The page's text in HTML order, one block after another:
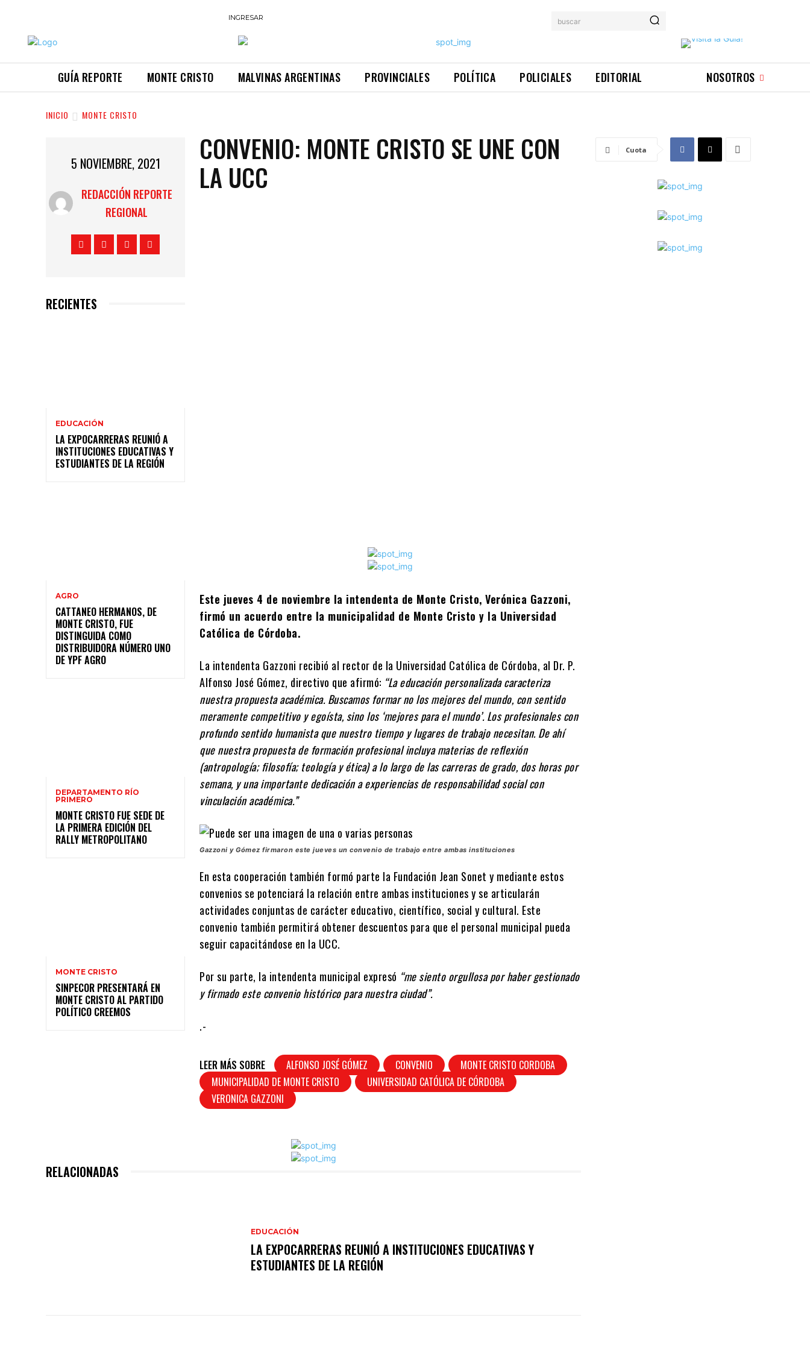
INGRESAR buscar
GUÍA REPORTE MONTE CRISTO MALVINAS ARGENTINAS PROVINCIALES POLÍTICA POLICIALES EDITORIAL NOSOTROS
INICIO MONTE CRISTO
5 NOVIEMBRE, 2021
REDACCIÓN REPORTE
REGIONAL
RECIENTES
EDUCACIÓN
LA EXPOCARRERAS REUNIÓ A
INSTITUCIONES EDUCATIVAS Y
ESTUDIANTES DE LA REGIÓN
AGRO
CATTANEO HERMANOS, DE
MONTE CRISTO, FUE
DISTINGUIDA COMO
DISTRIBUIDORA NÚMERO UNO
DE YPF AGRO
DEPARTAMENTO RÍO
PRIMERO
MONTE CRISTO FUE SEDE DE
LA PRIMERA EDICIÓN DEL
RALLY METROPOLITANO
MONTE CRISTO
SINPECOR PRESENTARÁ EN
MONTE CRISTO AL PARTIDO
POLÍTICO CREEMOS
CONVENIO: MONTE CRISTO SE UNE CON
LA UCC
Este jueves 4 de noviembre la intendenta de Monte Cristo, Verónica Gazzoni,
firmó un acuerdo entre la municipalidad de Monte Cristo y la Universidad
Católica de Córdoba.
La intendenta Gazzoni recibió al rector de la Universidad Católica de Córdoba, al Dr. P.
Alfonso José Gómez, directivo que afirmó: “La educación personalizada caracteriza
nuestra propuesta académica. Buscamos formar no los mejores del mundo, con sentido
meramente competitivo y egoísta, sino los ‘mejores para el mundo’. Los profesionales con
profundo sentido humanista que nuestro tiempo y lugares de trabajo necesitan. De ahí
que nuestra propuesta de formación profesional incluya materias de reflexión
(antropología; filosofía; teología y ética) a lo largo de las carreras de grado, dos horas por
semana, y una importante dedicación a experiencias de responsabilidad social con
vinculación académica.”
Gazzoni y Gómez firmaron este jueves un convenio de trabajo entre ambas instituciones
En esta cooperación también formó parte la Fundación Jean Sonet y mediante estos
convenios se potenciará la relación entre ambas instituciones y se articularán
actividades conjuntas de carácter educativo, científico, social y cultural. Este
convenio también permitirá obtener descuentos para que el personal municipal pueda
seguir capacitándose en la UCC.
Por su parte, la intendenta municipal expresó “me siento orgullosa por haber gestionado
y firmado este convenio histórico para nuestra ciudad”.
.-
LEER MÁS SOBRE ALFONSO JOSÉ GÓMEZ CONVENIO
MONTE CRISTO CORDOBA
MUNICIPALIDAD DE MONTE CRISTO
UNIVERSIDAD CATÓLICA DE CÓRDOBA
VERONICA GAZZONI
RELACIONADAS
EDUCACIÓN
LA EXPOCARRERAS REUNIÓ A INSTITUCIONES EDUCATIVAS Y
ESTUDIANTES DE LA REGIÓN
Cuota